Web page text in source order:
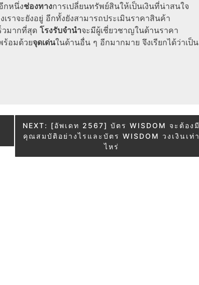
กหนึ่งช่องทางการเปลี่ยนทรัพย์สินให้เป็นเงินที่น่าสนใจ
เราจะยังอยู่ อีกทั้งยังสามารถประเมินราคาสินค้า
วมากที่สุด โรงรับจำนำจะมีผู้เชี่ยวชาญในด้านราคา
ร้อมด้วยจุดเด่นในด้านอื่น ๆ อีกมากมาย จึงเรียกได้ว่าเป็น
NEXT: [อัพเดท 2567] บัตร WISDOM จะต้องมี
คุณสมบัติอย่างไรและบัตร WISDOM วงเงินเท่า
ไหร่